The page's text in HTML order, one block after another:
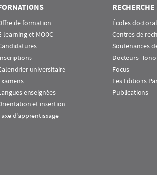
de formation
learning et MOOC
universitaire
enseignées
et insertion
d'apprentissage
RECHERCHE
Écoles
Centres de
Soutenances
Docteurs
Focus
Les Éditions
Publications